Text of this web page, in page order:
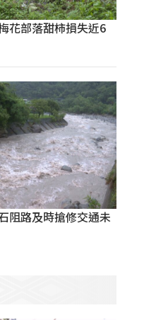
花部落甜柿損失近6
阻路及時搶修交通未